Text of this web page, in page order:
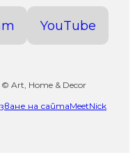
YouTube
Art, Home & Decor
на сайтаMeetNick